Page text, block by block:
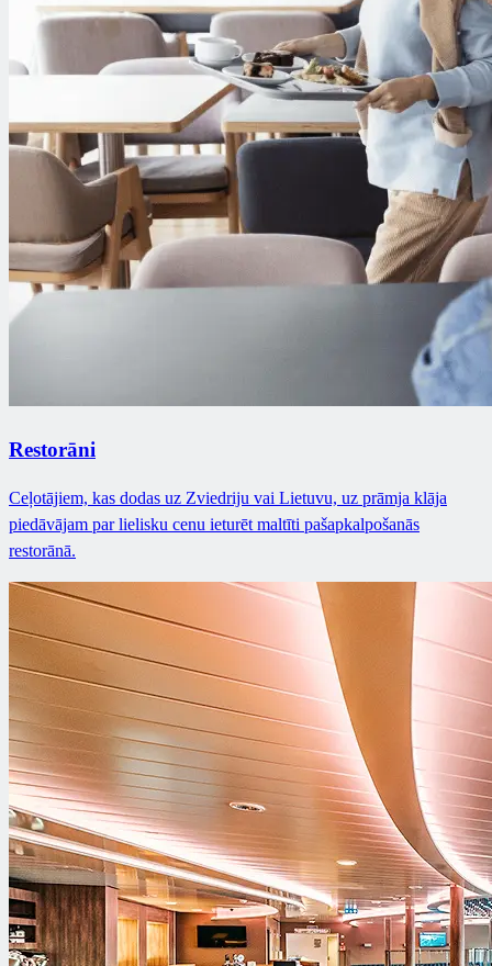
Restorāni
Ceļotājiem, kas dodas uz Zviedriju vai Lietuvu, uz prāmja klāja
piedāvājam par lielisku cenu ieturēt maltīti pašapkalpošanās
restorānā.